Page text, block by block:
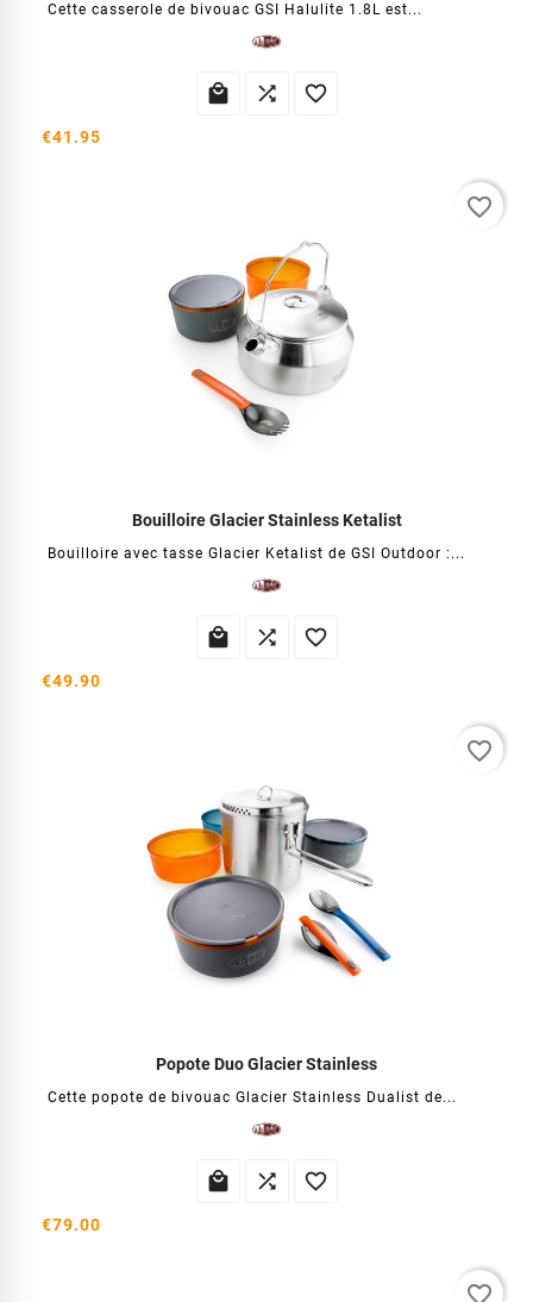
Cette casserole de bivouac GSI Halulite 1.8L est...
  
€41.95
Bouilloire Glacier Stainless Ketalist
Bouilloire avec tasse Glacier Ketalist de GSI Outdoor :...
  
€49.90
favorite_border
Popote Duo Glacier Stainless
Cette popote de bivouac Glacier Stainless Dualist de...
  
€79.00
favorite_border
favorite_border